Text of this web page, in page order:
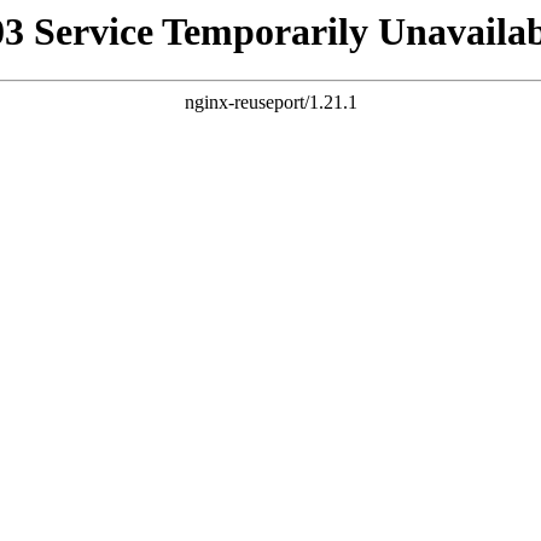
Service Temporarily
nginx-reuseport/1.21.1